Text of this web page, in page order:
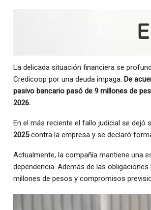
La delicada situación financiera se
Credicoop por una deuda impaga. De
pasivo bancario pasó de 9 millones de
2026.
En el más reciente el fallo judicial se dejó
2025contra la empresa y se declaró
Actualmente, la compañía mantiene una
dependencia. Además de las
millones de pesos y compromisos